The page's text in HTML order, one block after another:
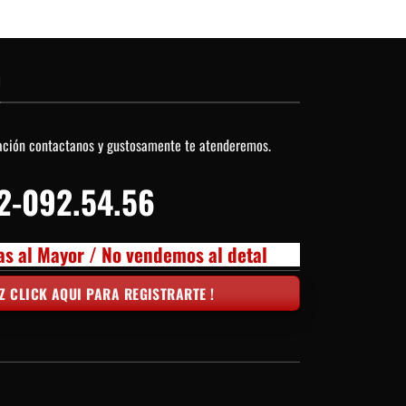
contactanos y gustosamente te atenderemos.
092.54.56
al Mayor / No vendemos al detal
CLICK AQUI PARA REGISTRARTE !